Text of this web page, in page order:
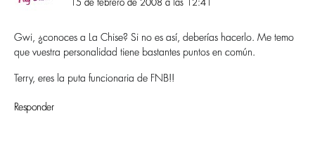
15 de febrero de 2008 a las 12:41
Gwi, ¿conoces a La Chise? Si no es así­, deberí­as hacerlo. Me temo
que vuestra personalidad tiene bastantes puntos en común.
Terry, eres la puta funcionaria de FNB!!
Responder